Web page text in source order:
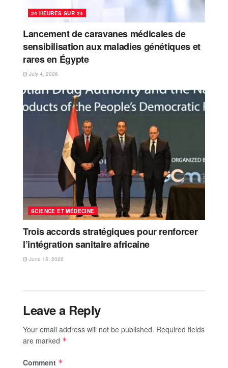
24 HEURES SUR 24
Lancement de caravanes médicales de
sensibilisation aux maladies génétiques et
rares en Égypte
July 4, 2026
SCIENCE ET MÉDECINE
Trois accords stratégiques pour renforcer
l’intégration sanitaire africaine
June 15, 2026
Leave a Reply
Your email address will not be published. Required fields
are marked *
Comment *